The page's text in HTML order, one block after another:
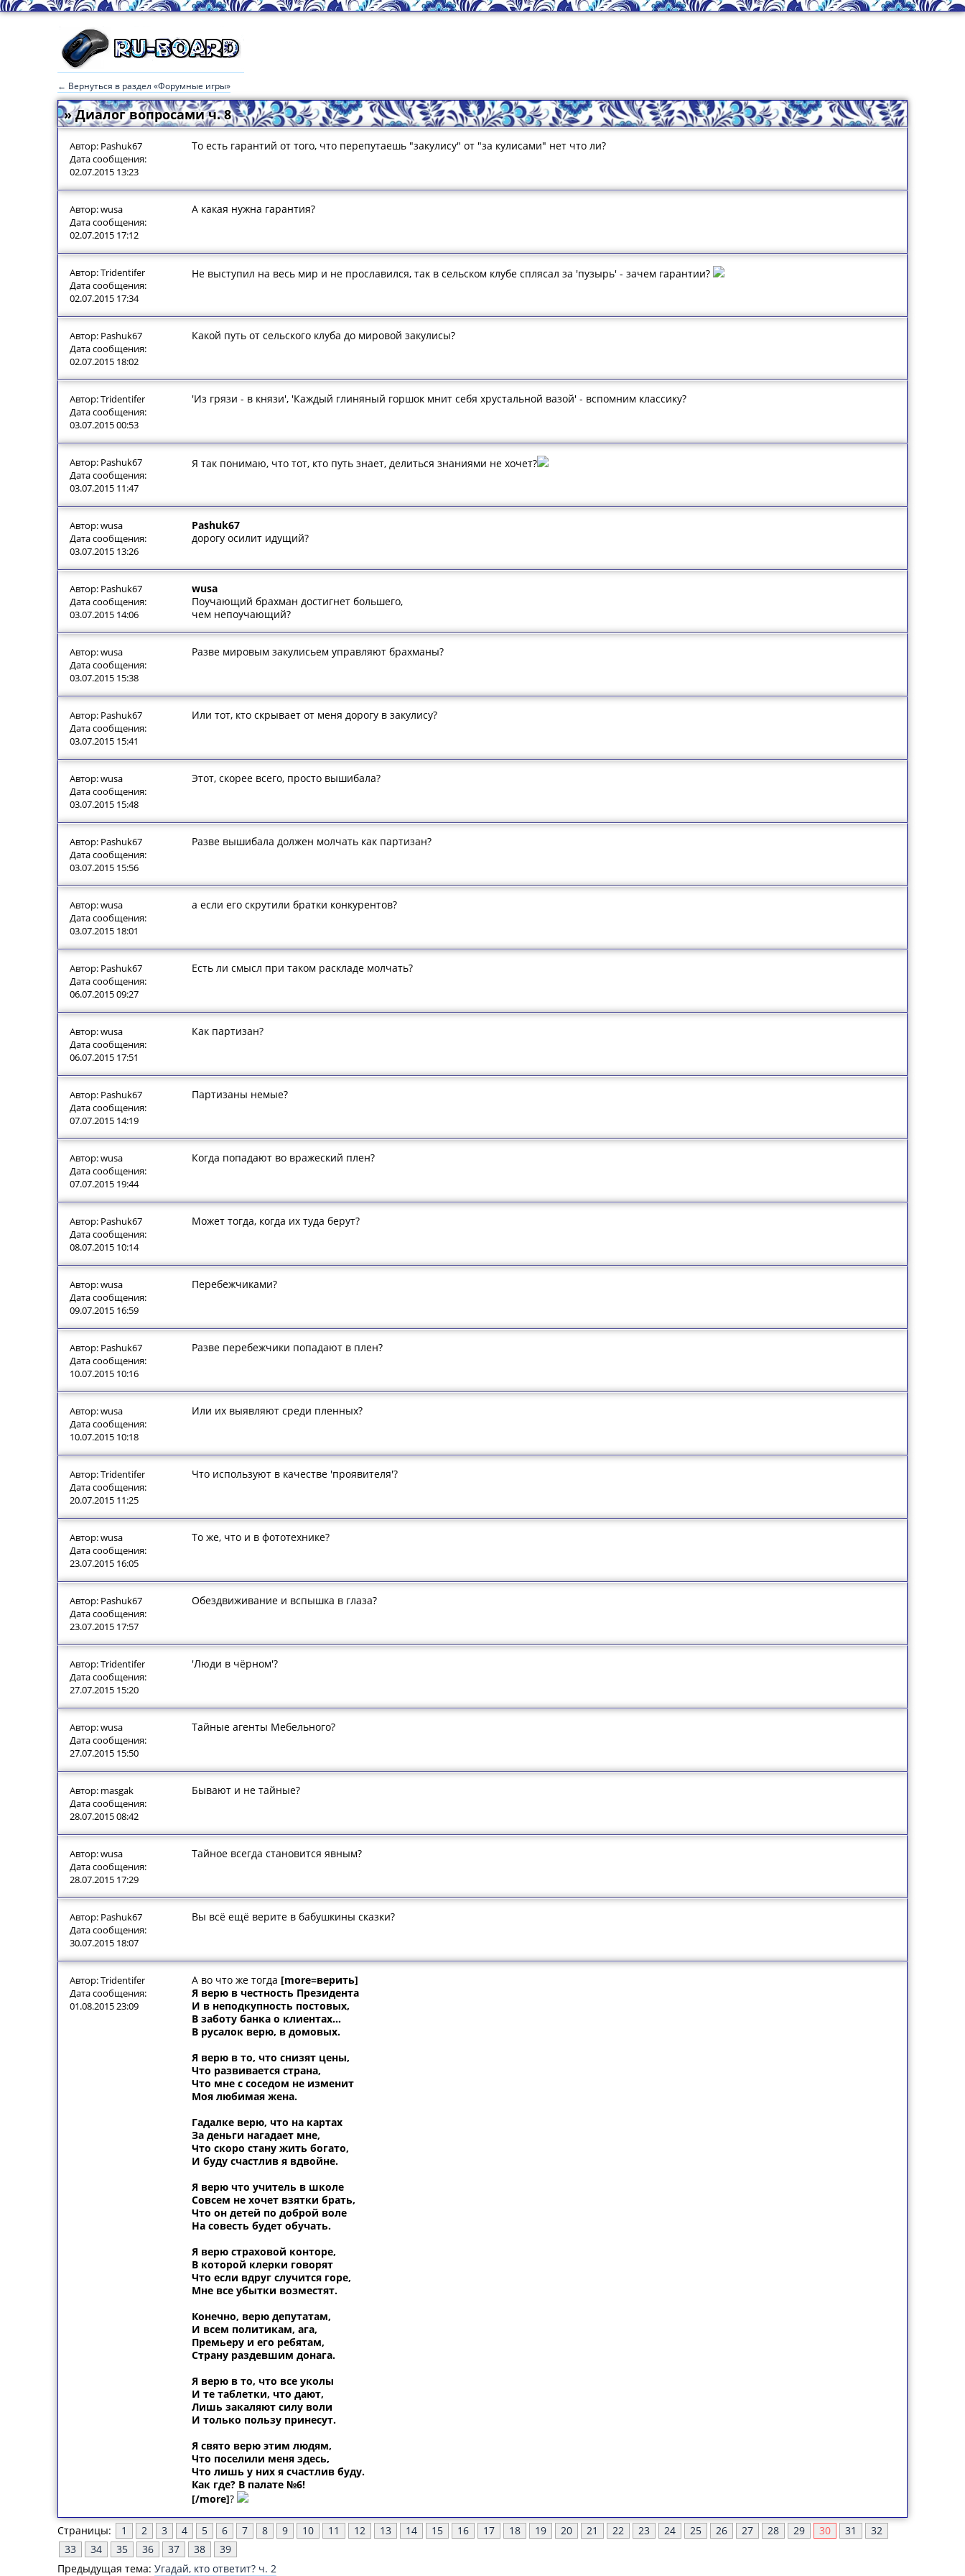
← Вернуться в раздел «Форумные игры»
» Диалог вопросами ч. 8
Автор: Pashuk67
Дата сообщения:
02.07.2015 13:23
То есть гарантий от того, что перепутаешь "закулису" от "за кулисами" нет что ли?
Автор: wusa
Дата сообщения:
02.07.2015 17:12
А какая нужна гарантия?
Автор: Tridentifer
Дата сообщения:
02.07.2015 17:34
Не выступил на весь мир и не прославился, так в сельском клубе сплясал за 'пузырь' - зачем гарантии?
Автор: Pashuk67
Дата сообщения:
02.07.2015 18:02
Какой путь от сельского клуба до мировой закулисы?
Автор: Tridentifer
Дата сообщения:
03.07.2015 00:53
'Из грязи - в князи', 'Каждый глиняный горшок мнит себя хрустальной вазой' - вспомним классику?
Автор: Pashuk67
Дата сообщения:
03.07.2015 11:47
Я так понимаю, что тот, кто путь знает, делиться знаниями не хочет?
Автор: wusa
Дата сообщения:
03.07.2015 13:26
Pashuk67
дорогу осилит идущий?
Автор: Pashuk67
Дата сообщения:
03.07.2015 14:06
wusa
Поучающий брахман достигнет большего,
чем непоучающий?
Автор: wusa
Дата сообщения:
03.07.2015 15:38
Разве мировым закулисьем управляют брахманы?
Автор: Pashuk67
Дата сообщения:
03.07.2015 15:41
Или тот, кто скрывает от меня дорогу в закулису?
Автор: wusa
Дата сообщения:
03.07.2015 15:48
Этот, скорее всего, просто вышибала?
Автор: Pashuk67
Дата сообщения:
03.07.2015 15:56
Разве вышибала должен молчать как партизан?
Автор: wusa
Дата сообщения:
03.07.2015 18:01
а если его скрутили братки конкурентов?
Автор: Pashuk67
Дата сообщения:
06.07.2015 09:27
Есть ли смысл при таком раскладе молчать?
Автор: wusa
Дата сообщения:
06.07.2015 17:51
Как партизан?
Автор: Pashuk67
Дата сообщения:
07.07.2015 14:19
Партизаны немые?
Автор: wusa
Дата сообщения:
07.07.2015 19:44
Когда попадают во вражеский плен?
Автор: Pashuk67
Дата сообщения:
08.07.2015 10:14
Может тогда, когда их туда берут?
Автор: wusa
Дата сообщения:
09.07.2015 16:59
Перебежчиками?
Автор: Pashuk67
Дата сообщения:
10.07.2015 10:16
Разве перебежчики попадают в плен?
Автор: wusa
Дата сообщения:
10.07.2015 10:18
Или их выявляют среди пленных?
Автор: Tridentifer
Дата сообщения:
20.07.2015 11:25
Что используют в качестве 'проявителя'?
Автор: wusa
Дата сообщения:
23.07.2015 16:05
То же, что и в фототехнике?
Автор: Pashuk67
Дата сообщения:
23.07.2015 17:57
Обездвиживание и вспышка в глаза?
Автор: Tridentifer
Дата сообщения:
27.07.2015 15:20
'Люди в чёрном'?
Автор: wusa
Дата сообщения:
27.07.2015 15:50
Тайные агенты Мебельного?
Автор: masgak
Дата сообщения:
28.07.2015 08:42
Бывают и не тайные?
Автор: wusa
Дата сообщения:
28.07.2015 17:29
Тайное всегда становится явным?
Автор: Pashuk67
Дата сообщения:
30.07.2015 18:07
Вы всё ещё верите в бабушкины сказки?
Автор: Tridentifer
Дата сообщения:
01.08.2015 23:09
А во что же тогда [more=верить]
Я верю в честность Президента
И в неподкупность постовых,
В заботу банка о клиентах…
В русалок верю, в домовых.
Я верю в то, что снизят цены,
Что развивается страна,
Что мне с соседом не изменит
Моя любимая жена.
Гадалке верю, что на картах
За деньги нагадает мне,
Что скоро стану жить богато,
И буду счастлив я вдвойне.
Я верю что учитель в школе
Совсем не хочет взятки брать,
Что он детей по доброй воле
На совесть будет обучать.
Я верю страховой конторе,
В которой клерки говорят
Что если вдруг случится горе,
Мне все убытки возместят.
Конечно, верю депутатам,
И всем политикам, ага,
Премьеру и его ребятам,
Страну раздевшим донага.
Я верю в то, что все уколы
И те таблетки, что дают,
Лишь закаляют силу воли
И только пользу принесут.
Я свято верю этим людям,
Что поселили меня здесь,
Что лишь у них я счастлив буду.
Как где? В палате №6!
[/more]?
Страницы: 1 2 3 4 5 6 7 8 9 10 11 12 13 14 15 16 17 18 19 20 21 22 23 24 25 26 27 28 29 30 31
32
33
34 35 36 37 38
39
Предыдущая тема: Угадай, кто ответит? ч. 2